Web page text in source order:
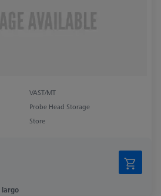
VAST/MT
Probe Head Storage
Store
largo